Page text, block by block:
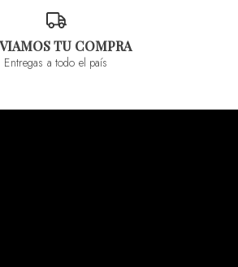
TU COMPRA
Entregas a todo el país